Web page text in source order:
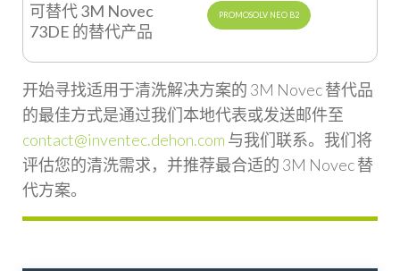
可替代3M Novec
73DE 的替代产品
PROMOSOLV NEO B2
开始寻找适用于清洗解决方案的 3M Novec 替代品
的最佳方式是通过我们本地代表或发送邮件至
contact@inventec.dehon.com 与我们联系。我们将
评估您的清洗需求，并推荐最合适的 3M Novec 替
代方案。